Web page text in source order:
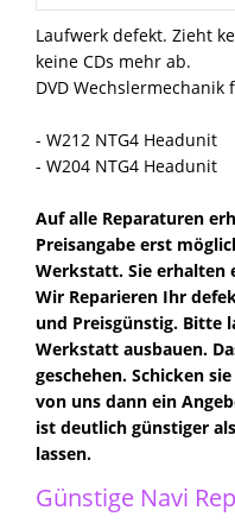
Laufwerk defekt. Zieht
keine CDs mehr ab.
DVD Wechslermechanik
- W212 NTG4 Headunit
- W204 NTG4 Headunit
Auf alle Reparaturen
Preisangabe erst
Werkstatt. Sie erhalten
Wir Reparieren Ihr
und Preisgünstig. Bitte
Werkstatt ausbauen.
geschehen. Schicken
von uns dann ein
ist deutlich günstiger
lassen.
Günstige Navi